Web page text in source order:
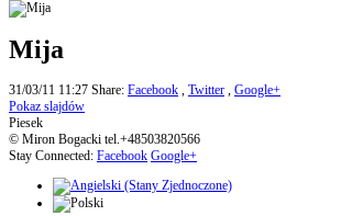
Mija
31/03/11 11:27 Share: Facebook , Twitter , Google+
Pokaz slajdów
Piesek
© Miron Bogacki tel.+48503820566
Stay Connected: Facebook Google+